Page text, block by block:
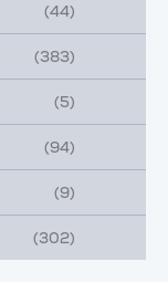
(44)
(383)
(5)
(94)
(9)
(302)